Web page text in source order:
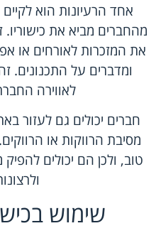
אחד הרעיונות הוא
מהחברים מביא את כישוריו.
את המזכרות לאורחים או
ומדברים על התכנונים.
לאווירה
חברים יכולים גם לעזור
מסיבת הרווקות או
טוב, ולכן הם יכולים
שימוש